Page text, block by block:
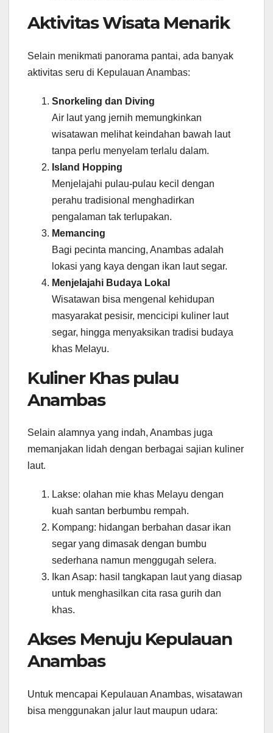
Aktivitas Wisata Menarik
Selain menikmati panorama pantai, ada banyak
aktivitas seru di Kepulauan Anambas:
Snorkeling dan Diving
Air laut yang jernih memungkinkan
wisatawan melihat keindahan bawah laut
tanpa perlu menyelam terlalu dalam.
Island Hopping
Menjelajahi pulau-pulau kecil dengan
perahu tradisional menghadirkan
pengalaman tak terlupakan.
Memancing
Bagi pecinta mancing, Anambas adalah
lokasi yang kaya dengan ikan laut segar.
Menjelajahi Budaya Lokal
Wisatawan bisa mengenal kehidupan
masyarakat pesisir, mencicipi kuliner laut
segar, hingga menyaksikan tradisi budaya
khas Melayu.
Kuliner Khas pulau
Anambas
Selain alamnya yang indah, Anambas juga
memanjakan lidah dengan berbagai sajian kuliner
laut.
Lakse: olahan mie khas Melayu dengan
kuah santan berbumbu rempah.
Kompang: hidangan berbahan dasar ikan
segar yang dimasak dengan bumbu
sederhana namun menggugah selera.
Ikan Asap: hasil tangkapan laut yang diasap
untuk menghasilkan cita rasa gurih dan
khas.
Akses Menuju Kepulauan
Anambas
Untuk mencapai Kepulauan Anambas, wisatawan
bisa menggunakan jalur laut maupun udara: